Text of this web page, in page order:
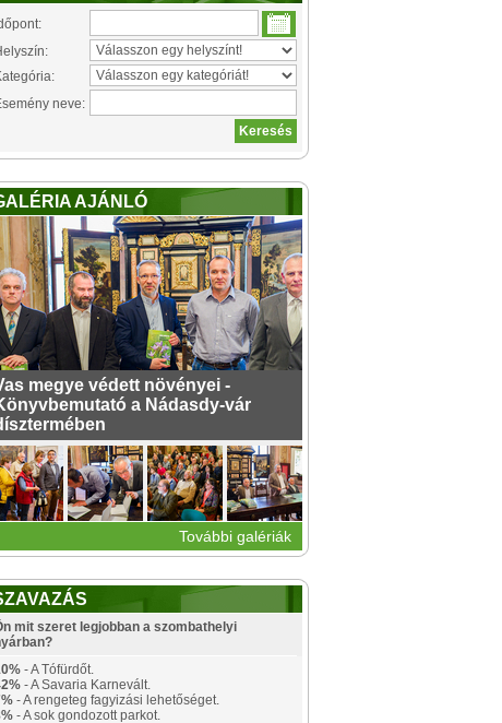
neve:
AJÁNLÓ
megye védett növényei -
a Nádasdy-vár
További galériák
mit szeret legjobban a szombathelyi
- A Tófürdőt.
- A Savaria Karnevált.
- A rengeteg fagyizási lehetőséget.
- A sok gondozott parkot.